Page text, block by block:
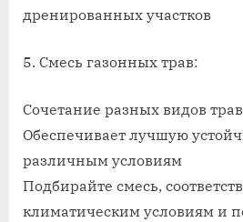
дренированных участков
5. Смесь газонных трав:
Сочетание разных видов трав
Обеспечивает лучшую
различным условиям
Подбирайте смесь,
климатическим условиям и